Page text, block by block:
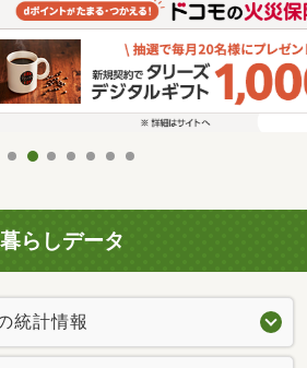
暮らしデータ
統計情報